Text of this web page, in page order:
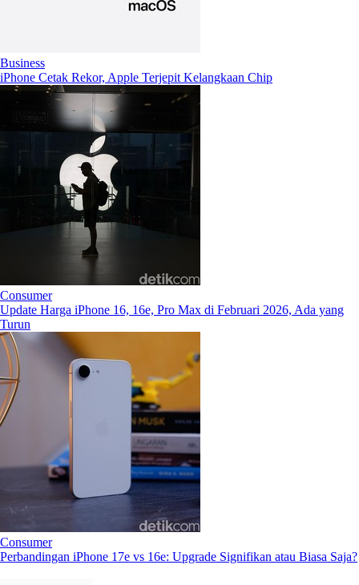
Business
iPhone Cetak Rekor, Apple Terjepit Kelangkaan Chip
Consumer
Update Harga iPhone 16, 16e, Pro Max di Februari 2026, Ada yang
Turun
Consumer
Perbandingan iPhone 17e vs 16e: Upgrade Signifikan atau Biasa Saja?